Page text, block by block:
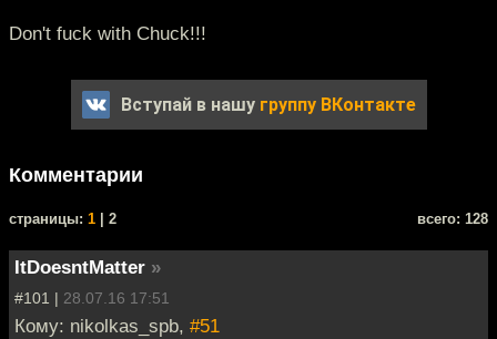
Don't fuck with Chuck!!!
Вступай в нашу группу ВКонтакте
Комментарии
cтраницы: 1 | 2 всего: 128
ItDoesntMatter »
#101 | 28.07.16 17:51
Кому: nikolkas_spb, #51